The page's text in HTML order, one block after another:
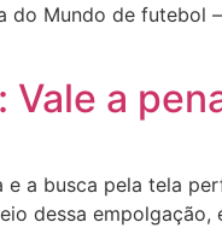
do Mundo de
Vale a
a busca pela tela
dessa